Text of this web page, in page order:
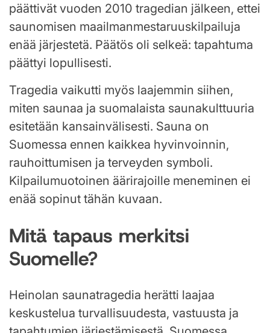
päättivät vuoden 2010 tragedian jälkeen, ettei
saunomisen maailmanmestaruuskilpailuja
enää järjestetä. Päätös oli selkeä: tapahtuma
päättyi lopullisesti.
Tragedia vaikutti myös laajemmin siihen,
miten saunaa ja suomalaista saunakulttuuria
esitetään kansainvälisesti. Sauna on
Suomessa ennen kaikkea hyvinvoinnin,
rauhoittumisen ja terveyden symboli.
Kilpailumuotoinen äärirajoille meneminen ei
enää sopinut tähän kuvaan.
Mitä tapaus merkitsi
Suomelle?
Heinolan saunatragedia herätti laajaa
keskustelua turvallisuudesta, vastuusta ja